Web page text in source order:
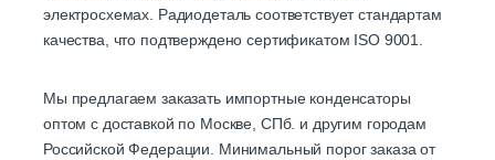
электросхемах. Радиодеталь соответствует стандартам
качества, что подтверждено сертификатом ISO 9001.
Мы предлагаем заказать импортные конденсаторы
оптом с доставкой по Москве, СПб. и другим городам
Российской Федерации. Минимальный порог заказа от